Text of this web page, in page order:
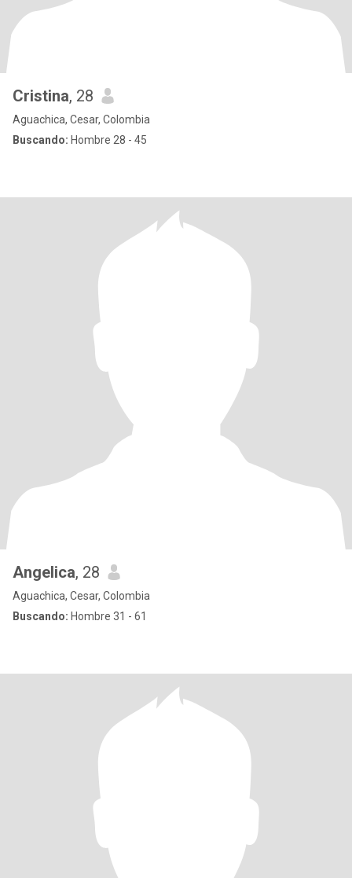
Cristina, 28
Aguachica, Cesar, Colombia
Buscando: Hombre 28 - 45
Angelica, 28
Aguachica, Cesar, Colombia
Buscando: Hombre 31 - 61